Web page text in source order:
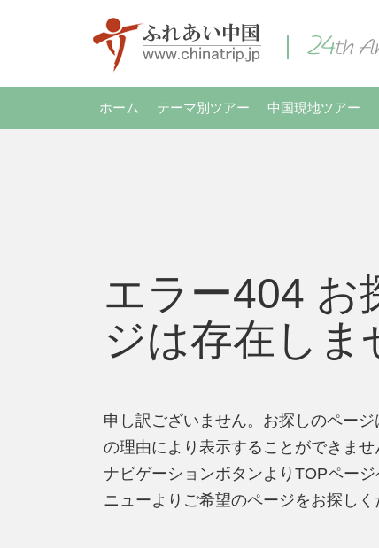
ホーム テーマ別ツアー 中国現地ツアー
エラー404 お
ジは存在しま
申し訳ございません。お探しのペー
の理由により表示することができませ
ナビゲーションボタンよりTOPペー
ニューよりご希望のページをお探しく